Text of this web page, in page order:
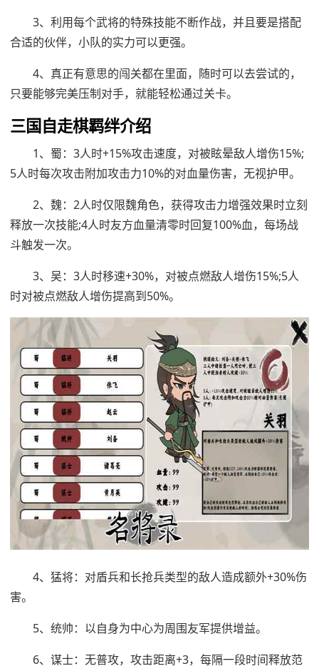
3、利用每个武将的特殊技能不断作战，并且要是搭配
合适的伙伴，小队的实力可以更强。
4、真正有意思的闯关都在里面，随时可以去尝试的，
只要能够完美压制对手，就能轻松通过关卡。
三国自走棋羁绊介绍
1、蜀：3人时+15%攻击速度，对被眩晕敌人增伤15%;
5人时每次攻击附加攻击力10%的对血量伤害，无视护甲。
2、魏：2人时仅限魏角色，获得攻击力增强效果时立刻
释放一次技能;4人时友方血量清零时回复100%血，每场战
斗触发一次。
3、吴：3人时移速+30%，对被点燃敌人增伤15%;5人
时对被点燃敌人增伤提高到50%。
4、猛将：对盾兵和长抢兵类型的敌人造成额外+30%伤
害。
5、统帅：以自身为中心为周围友军提供增益。
6、谋士：无普攻，攻击距离+3，每隔一段时间释放范